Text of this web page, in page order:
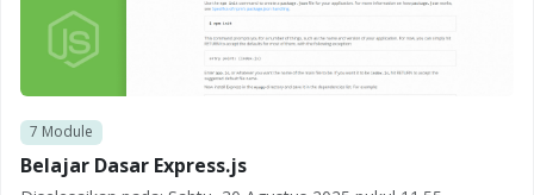
7 Module
Belajar Dasar Express.js